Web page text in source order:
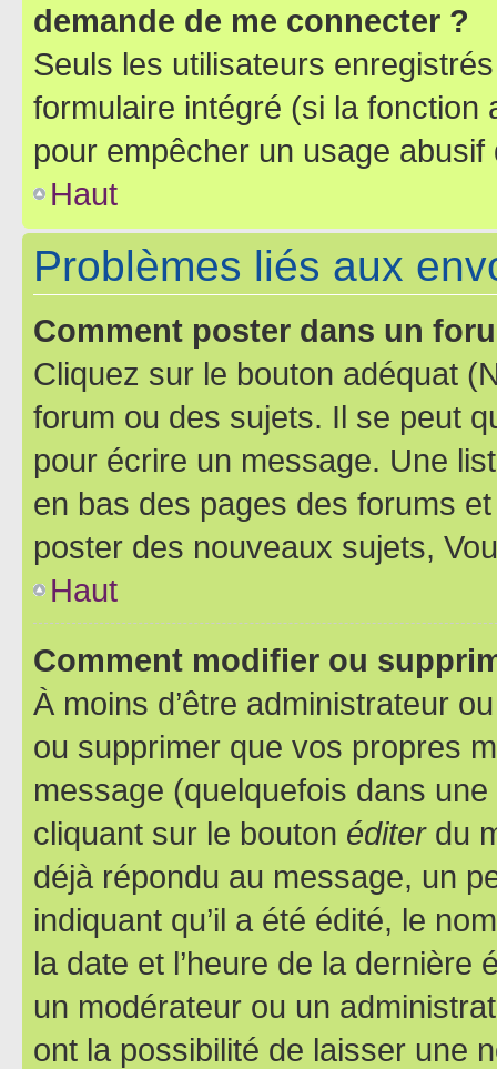
demande de me connecter ?
Seuls les utilisateurs
formulaire intégré (si la fonction
pour empêcher un usage
Haut
Problèmes liés aux
Comment poster dans un
Cliquez sur le bouton adéquat
forum ou des sujets. Il se peut
pour écrire un message. Une
en bas des pages des forums
poster des nouveaux sujets,
Haut
Comment modifier ou
À moins d’être administrateur
ou supprimer que vos propres
message (quelquefois dans
cliquant sur le bouton éditerdu
déjà répondu au message, un
indiquant qu’il a été édité, le
la date et l’heure de la dernière
un modérateur ou un
ont la possibilité de laisser une